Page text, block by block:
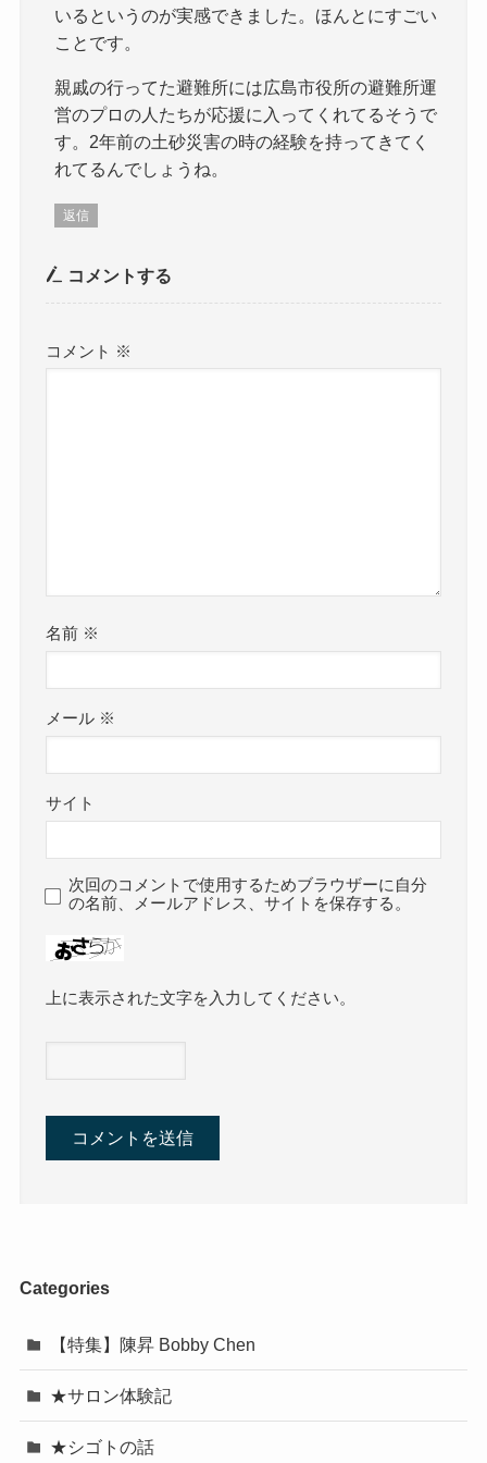
いるというのが実感できました。ほんとにすごい
ことです。
親戚の行ってた避難所には広島市役所の避難所運
営のプロの人たちが応援に入ってくれてるそうで
す。2年前の土砂災害の時の経験を持ってきてく
れてるんでしょうね。
返信
コメントする
コメント ※
名前 ※
メール ※
サイト
次回のコメントで使用するためブラウザーに自分
の名前、メールアドレス、サイトを保存する。
上に表示された文字を入力してください。
Categories
【特集】陳昇 Bobby Chen
★サロン体験記
★シゴトの話